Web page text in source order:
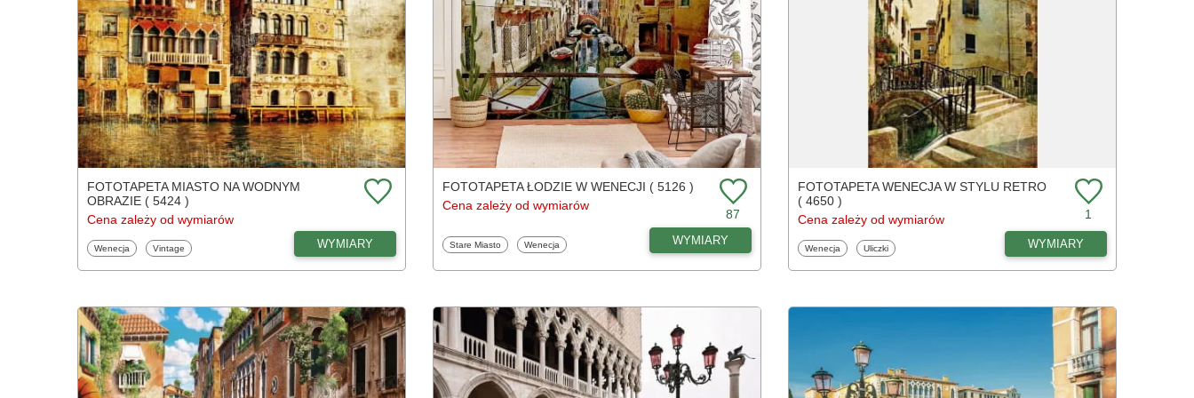
FOTOTAPETA MIASTO NA WODNYM
OBRAZIE ( 5424 )
Cena zależy od wymiarów
Fototapety
Wenecja Fototapety
Vintage WYMIARY
FOTOTAPETA ŁODZIE W WENECJI ( 5126 )
Cena zależy od wymiarów
87
Fototapety
Stare Miasto Fototapety
Wenecja WYMIARY
FOTOTAPETA WENECJA W STYLU RETRO
( 4650 )
Cena zależy od wymiarów
1
Fototapety
Wenecja Fototapety
Uliczki WYMIARY